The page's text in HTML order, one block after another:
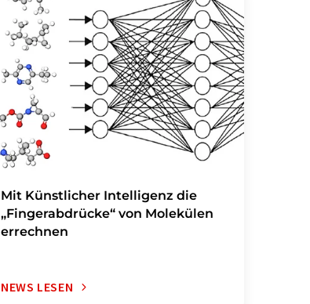
Mit Künstlicher Intelligenz die
„Fingerabdrücke“ von Molekülen
errechnen
NEWS LESEN